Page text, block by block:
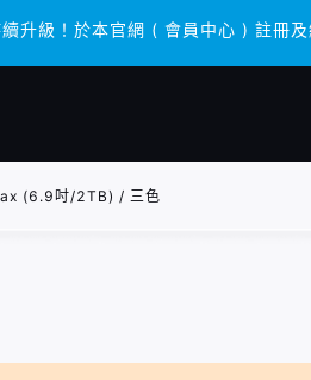
升級！於本官網 ( 會員中心 ) 註冊
升級！於本官網 ( 會員中心 ) 註冊
(6.9吋/2TB) / 三色